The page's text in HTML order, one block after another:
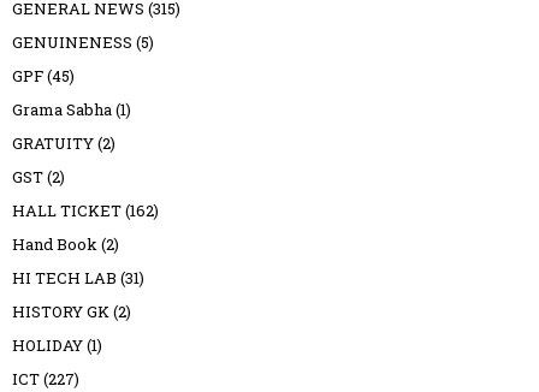
GENERAL NEWS (315)
GENUINENESS (5)
GPF(45)
Grama Sabha(1)
GRATUITY(2)
GST(2)
HALL TICKET(162)
Hand Book(2)
HI TECH LAB (31)
HISTORY GK(2)
HOLIDAY(1)
ICT(227)